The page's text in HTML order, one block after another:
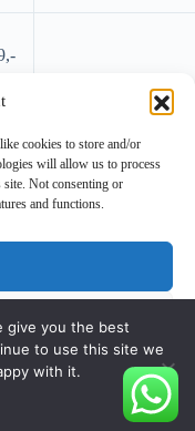
cookies to store and/or
will allow us to process
Not consenting or
and functions.
give you the best
to use this site we
with it.